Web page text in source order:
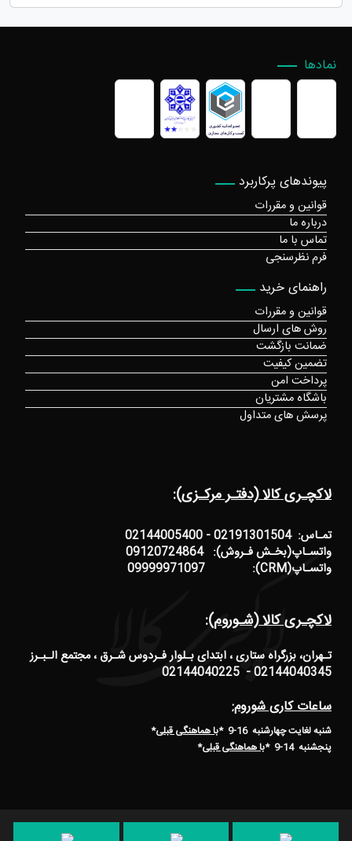
لاکچـری کالا (دفتـر مرکـزی):
تمـاس: 02191301504 - 02144005400
واتسـاپ(بخـش فـروش): 09120724864
واتسـاپ(CRM): 09999971097
لاکچـری کالا (شـوروم):
تـهران، بزرگراه ستاری ، ابتدای بـلوار فـردوس شـرق ، مجتمع الـبـرز
02144040345 - 02144040225
ساعات کاری شوروم:
شنبه لغایت چهارشنبه 16-9 * با هماهنگی قبلی*
پنجشنبه 14-9
*با هماهنگی قبلی*
پیوندهای پرکاربرد
قوانین و مقررات
درباره ما
تماس با ما
فرم نظرسنجی
راهنمای خرید
قوانین و مقررات
روش های ارسال
ضمانت بازگشت
تضمین کیفیت
پرداخت امن
باشگاه مشتریان
پرسش های متداول
نمادها